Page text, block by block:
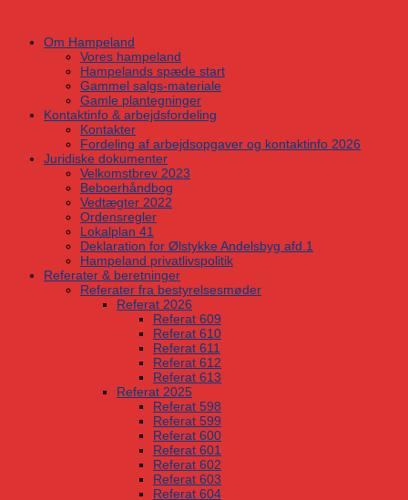
contentOm Hampeland
Vores hampeland
Hampelands spæde start
Gammel salgs-materiale
Gamle plantegninger
Kontaktinfo & arbejdsfordeling
Kontakter
Fordeling af arbejdsopgaver og kontaktinfo 2026
Juridiske dokumenter
Velkomstbrev 2023
Beboerhåndbog
Vedtægter 2022
Ordensregler
Lokalplan 41
Deklaration for Ølstykke Andelsbyg afd.1
Hampeland privatlivspolitik
Referater & beretninger
Referater fra bestyrelsesmøder
Referat 2026
Referat 609
Referat 610
Referat 611
Referat 612
Referat 613
Referat 2025
Referat 598
Referat 599
Referat 600
Referat 601
Referat 602
Referat 603
Referat 604